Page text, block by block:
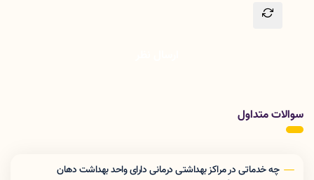
سوالات متداول
چه خدماتی در مراکز بهداشتی درمانی دارای واحد بهداشت دهان